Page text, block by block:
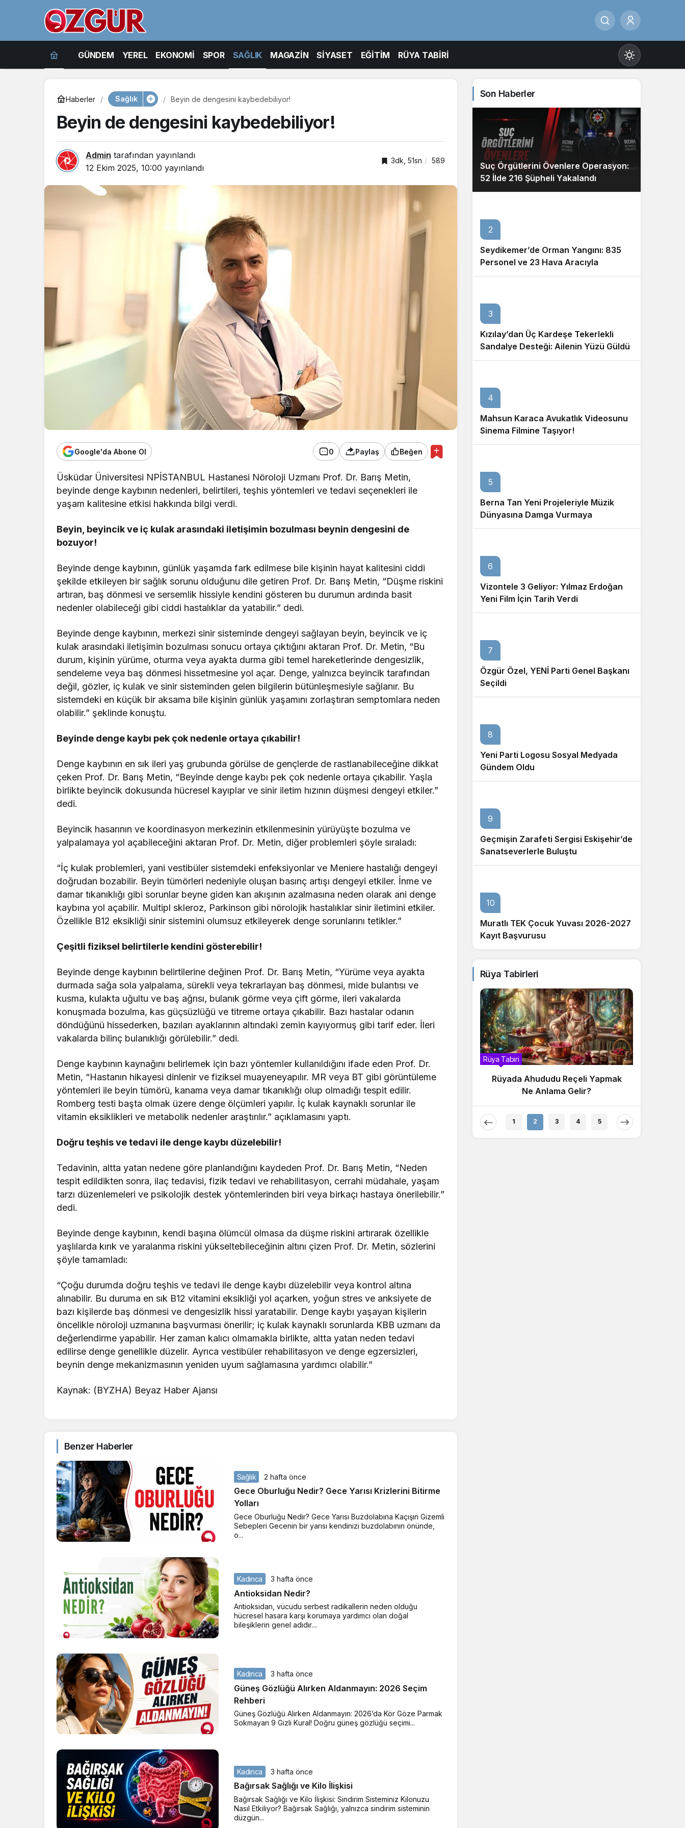
GÜNDEM YEREL EKONOMİ SPOR SAĞLIK MAGAZİN SİYASET EĞİTİM RÜYA TABİRİ
Gündüz Modu
Gündüz modunu seçin.
Gece Modu
Haberler Sağlık Beyin de dengesini kaybedebiliyor!
Beyin de dengesini kaybedebiliyor!
Admin tarafından yayınlandı
12 Ekim 2025, 10:00 yayınlandı
3dk, 51sn 589
Google'da Abone Ol 0 Paylaş Beğen
Üsküdar Üniversitesi NPİSTANBUL Hastanesi Nöroloji Uzmanı Prof. Dr. Barış Metin,
beyinde denge kaybının nedenleri, belirtileri, teşhis yöntemleri ve tedavi seçenekleri ile
yaşam kalitesine etkisi hakkında bilgi verdi.
Beyin, beyincik ve iç kulak arasındaki iletişimin bozulması beynin dengesini de
bozuyor!
Beyinde denge kaybının, günlük yaşamda fark edilmese bile kişinin hayat kalitesini ciddi
şekilde etkileyen bir sağlık sorunu olduğunu dile getiren Prof. Dr. Barış Metin, “Düşme riskini
artıran, baş dönmesi ve sersemlik hissiyle kendini gösteren bu durumun ardında basit
nedenler olabileceği gibi ciddi hastalıklar da yatabilir.” dedi.
Beyinde denge kaybının, merkezi sinir sisteminde dengeyi sağlayan beyin, beyincik ve iç
kulak arasındaki iletişimin bozulması sonucu ortaya çıktığını aktaran Prof. Dr. Metin, “Bu
durum, kişinin yürüme, oturma veya ayakta durma gibi temel hareketlerinde dengesizlik,
sendeleme veya baş dönmesi hissetmesine yol açar. Denge, yalnızca beyincik tarafından
değil, gözler, iç kulak ve sinir sisteminden gelen bilgilerin bütünleşmesiyle sağlanır. Bu
sistemdeki en küçük bir aksama bile kişinin günlük yaşamını zorlaştıran semptomlara neden
olabilir.” şeklinde konuştu.
Beyinde denge kaybı pek çok nedenle ortaya çıkabilir!
Denge kaybının en sık ileri yaş grubunda görülse de gençlerde de rastlanabileceğine dikkat
çeken Prof. Dr. Barış Metin, “Beyinde denge kaybı pek çok nedenle ortaya çıkabilir. Yaşla
birlikte beyincik dokusunda hücresel kayıplar ve sinir iletim hızının düşmesi dengeyi etkiler.”
dedi.
Beyincik hasarının ve koordinasyon merkezinin etkilenmesinin yürüyüşte bozulma ve
yalpalamaya yol açabileceğini aktaran Prof. Dr. Metin, diğer problemleri şöyle sıraladı:
“İç kulak problemleri, yani vestibüler sistemdeki enfeksiyonlar ve Meniere hastalığı dengeyi
doğrudan bozabilir. Beyin tümörleri nedeniyle oluşan basınç artışı dengeyi etkiler. İnme ve
damar tıkanıklığı gibi sorunlar beyne giden kan akışının azalmasına neden olarak ani denge
kaybına yol açabilir. Multipl skleroz, Parkinson gibi nörolojik hastalıklar sinir iletimini etkiler.
Özellikle B12 eksikliği sinir sistemini olumsuz etkileyerek denge sorunlarını tetikler.”
Çeşitli fiziksel belirtilerle kendini gösterebilir!
Beyinde denge kaybının belirtilerine değinen Prof. Dr. Barış Metin, “Yürüme veya ayakta
durmada sağa sola yalpalama, sürekli veya tekrarlayan baş dönmesi, mide bulantısı ve
kusma, kulakta uğultu ve baş ağrısı, bulanık görme veya çift görme, ileri vakalarda
konuşmada bozulma, kas güçsüzlüğü ve titreme ortaya çıkabilir. Bazı hastalar odanın
döndüğünü hissederken, bazıları ayaklarının altındaki zemin kayıyormuş gibi tarif eder. İleri
vakalarda bilinç bulanıklığı görülebilir.” dedi.
Denge kaybının kaynağını belirlemek için bazı yöntemler kullanıldığını ifade eden Prof. Dr.
Metin, “Hastanın hikayesi dinlenir ve fiziksel muayeneyapılır. MR veya BT gibi görüntüleme
yöntemleri ile beyin tümörü, kanama veya damar tıkanıklığı olup olmadığı tespit edilir.
Romberg testi başta olmak üzere denge ölçümleri yapılır. İç kulak kaynaklı sorunlar ile
vitamin eksiklikleri ve metabolik nedenler araştırılır.” açıklamasını yaptı.
Doğru teşhis ve tedavi ile denge kaybı düzelebilir!
Tedavinin, altta yatan nedene göre planlandığını kaydeden Prof. Dr. Barış Metin, “Neden
tespit edildikten sonra, ilaç tedavisi, fizik tedavi ve rehabilitasyon, cerrahi müdahale, yaşam
tarzı düzenlemeleri ve psikolojik destek yöntemlerinden biri veya birkaçı hastaya önerilebilir.”
dedi.
Beyinde denge kaybının, kendi başına ölümcül olmasa da düşme riskini artırarak özellikle
yaşlılarda kırık ve yaralanma riskini yükseltebileceğinin altını çizen Prof. Dr. Metin, sözlerini
şöyle tamamladı:
“Çoğu durumda doğru teşhis ve tedavi ile denge kaybı düzelebilir veya kontrol altına
alınabilir. Bu duruma en sık B12 vitamini eksikliği yol açarken, yoğun stres ve anksiyete de
bazı kişilerde baş dönmesi ve dengesizlik hissi yaratabilir. Denge kaybı yaşayan kişilerin
öncelikle nöroloji uzmanına başvurması önerilir; iç kulak kaynaklı sorunlarda KBB uzmanı da
değerlendirme yapabilir. Her zaman kalıcı olmamakla birlikte, altta yatan neden tedavi
edilirse denge genellikle düzelir. Ayrıca vestibüler rehabilitasyon ve denge egzersizleri,
beynin denge mekanizmasının yeniden uyum sağlamasına yardımcı olabilir.”
Kaynak: (BYZHA) Beyaz Haber Ajansı
Benzer Haberler
Sağlık 2 hafta önce
Gece Oburluğu Nedir? Gece Yarısı Krizlerini Bitirme
Yolları
Gece Oburluğu Nedir? Gece Yarısı Buzdolabına Kaçışın Gizemli
Sebepleri Gecenin bir yarısı kendinizi buzdolabının önünde,
o...
Kadınca 3 hafta önce
Antioksidan Nedir?
Antioksidan, vücudu serbest radikallerin neden olduğu
hücresel hasara karşı korumaya yardımcı olan doğal
bileşiklerin genel adıdır....
Kadınca 3 hafta önce
Güneş Gözlüğü Alırken Aldanmayın: 2026 Seçim
Rehberi
Güneş Gözlüğü Alırken Aldanmayın: 2026’da Kör Göze Parmak
Sokmayan 9 Gizli Kural! Doğru güneş gözlüğü seçimi...
Kadınca 3 hafta önce
Bağırsak Sağlığı ve Kilo İlişkisi
Bağırsak Sağlığı ve Kilo İlişkisi: Sindirim Sisteminiz Kilonuzu
Nasıl Etkiliyor? Bağırsak Sağlığı, yalnızca sindirim sisteminin
düzgün...
Son Haberler
Suç Örgütlerini Övenlere Operasyon:
52 İlde 216 Şüpheli Yakalandı
2
Seydikemer’de Orman Yangını: 835
Personel ve 23 Hava Aracıyla
Müdahale Sürüyor
3
Kızılay’dan Üç Kardeşe Tekerlekli
Sandalye Desteği: Ailenin Yüzü Güldü
4
Mahsun Karaca Avukatlık Videosunu
Sinema Filmine Taşıyor!
5
Berna Tan Yeni Projeleriyle Müzik
Dünyasına Damga Vurmaya
Hazırlanıyor
6
Vizontele 3 Geliyor: Yılmaz Erdoğan
Yeni Film İçin Tarih Verdi
7
Özgür Özel, YENİ Parti Genel Başkanı
Seçildi
8
Yeni Parti Logosu Sosyal Medyada
Gündem Oldu
9
Geçmişin Zarafeti Sergisi Eskişehir’de
Sanatseverlerle Buluştu
10
Muratlı TEK Çocuk Yuvası 2026-2027
Kayıt Başvurusu
Rüya Tabirleri
Rüya Tabiri
Rüyada Ahududu Reçeli Almak Ne
Anlama Gelir? Detaylı Tabirler
Rüya Tabiri
Rüyada Ahududu Reçeli Yapmak
Ne Anlama Gelir?
Rüya Tabiri
Rüyada Ahududu Reçeli Yemek Ne
Anlama Gelir?
1 2 3 4 5